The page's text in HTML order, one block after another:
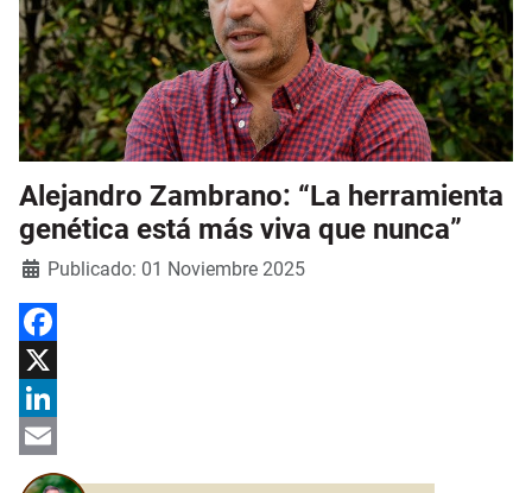
Alejandro Zambrano: “La herramienta
genética está más viva que nunca”
Detalles
Publicado: 01 Noviembre 2025
Facebook
X
LinkedIn
Email